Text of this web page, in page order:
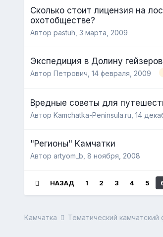
Сколько стоит лицензия на
охотобществе?
Автор pastuh, 3 марта, 2009
Экспедиция в Долину
Автор Петрович, 14 февраля, 2009
Вредные советы для
Автор Kamchatka-Peninsula.ru, 14
"Регионы" Камчатки
Автор artyom_b, 8 ноября, 2008
НАЗАД 1 2 3 4 5
Камчатка Тематический камчатский